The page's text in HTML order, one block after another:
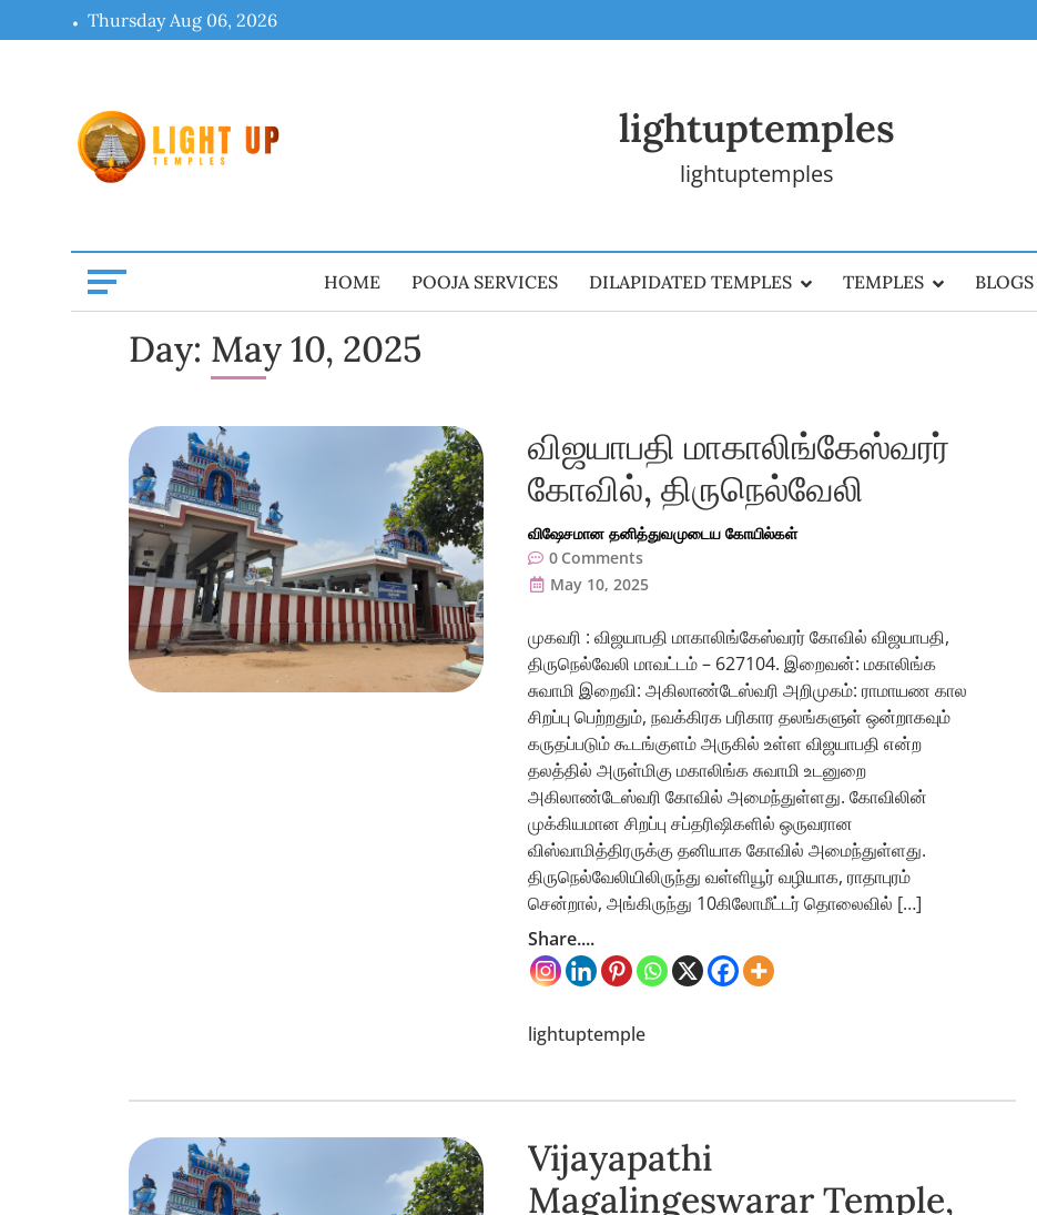
to
Thursday Aug 06, 2026
lightuptemples
lightuptemples
HOME POOJA SERVICES DILAPIDATED TEMPLES TEMPLES BLOGS
Day: May 10, 2025
விஜயாபதி மாகாலிங்கேஸ்வரர்
கோவில், திருநெல்வேலி
விஷேசமான தனித்துவமுடைய கோயில்கள்
0 Comments
May 10, 2025
முகவரி : விஜயாபதி மாகாலிங்கேஸ்வரர் கோவில் விஜயாபதி,
திருநெல்வேலி மாவட்டம் – 627104. இறைவன்: மகாலிங்க
சுவாமி இறைவி: அகிலாண்டேஸ்வரி அறிமுகம்: ராமாயண கால
சிறப்பு பெற்றதும், நவக்கிரக பரிகார தலங்களுள் ஒன்றாகவும்
கருதப்படும் கூடங்குளம் அருகில் உள்ள விஜயாபதி என்ற
தலத்தில் அருள்மிகு மகாலிங்க சுவாமி உடனுறை
அகிலாண்டேஸ்வரி கோவில் அமைந்துள்ளது. கோவிலின்
முக்கியமான சிறப்பு சப்தரிஷிகளில் ஒருவரான
விஸ்வாமித்திரருக்கு தனியாக கோவில் அமைந்துள்ளது.
திருநெல்வேலியிலிருந்து வள்ளியூர் வழியாக, ராதாபுரம்
சென்றால், அங்கிருந்து 10கிலோமீட்டர் தொலைவில் […]
Share....
lightuptemple
Vijayapathi
Magalingeswarar Temple,